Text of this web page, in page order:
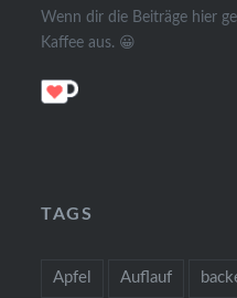
Wenn dir die Beiträge hier
Kaffee aus. 😀
TAGS
Apfel Auflauf